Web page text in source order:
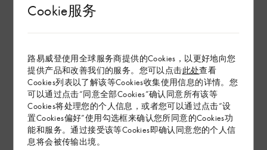
Cookie服务
路易威登使用全球服务商提供的Cookies，以更好地向您
提供产品和改善我们的服务。您可以点击此处查看
Cookies列表以了解该等Cookies收集使用信息的详情。您
可以通过点击“同意全部Cookies”确认同意所有该等
Cookies将处理您的个人信息，或者您可以通过点击“设
置Cookies偏好”使用勾选框来确认您所同意的Cookies功
能和服务。通过接受该等Cookies即确认同意您的个人信
息将会被传输出境。